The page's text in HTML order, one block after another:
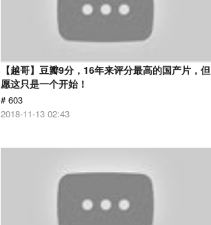
【越哥】豆瓣9分，16年来评分最高的国产片，但
愿这只是一个开始！
# 603
2018-11-13 02:43